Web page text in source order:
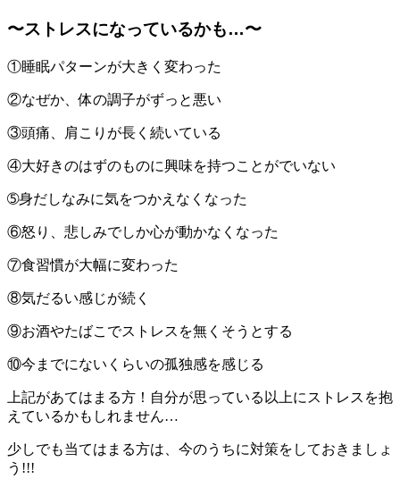
〜ストレスになっているかも…〜
①睡眠パターンが大きく変わった
②なぜか、体の調子がずっと悪い
③頭痛、肩こりが長く続いている
④大好きのはずのものに興味を持つことがでいない
➄身だしなみに気をつかえなくなった
⑥怒り、悲しみでしか心が動かなくなった
⑦食習慣が大幅に変わった
⑧気だるい感じが続く
⑨お酒やたばこでストレスを無くそうとする
⑩今までにないくらいの孤独感を感じる
上記があてはまる方！自分が思っている以上にストレスを抱
えているかもしれません…
少しでも当てはまる方は、今のうちに対策をしておきましょ
う!!!